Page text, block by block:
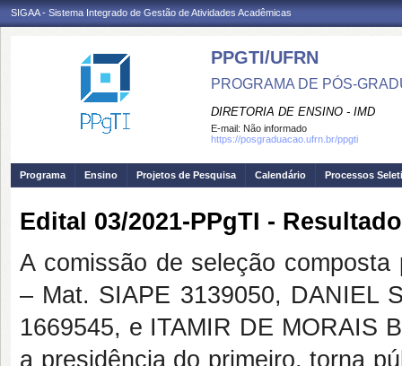
SIGAA - Sistema Integrado de Gestão de Atividades Acadêmicas
PPGTI/UFRN
PROGRAMA DE PÓS-
DIRETORIA DE ENSINO - IMD
E-mail: Não informado
https://posgraduacao.ufrn.br/ppgti
Programa Ensino Projetos de Pesquisa Calendário Processos
Edital 03/2021-PPgTI -
A comissão de seleção
– Mat. SIAPE 3139050, DANIEL
1669545, e ITAMIR DE MORAIS
a presidência do primeiro, torna